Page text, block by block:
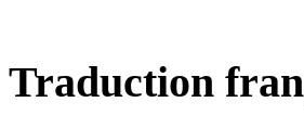
Traduction